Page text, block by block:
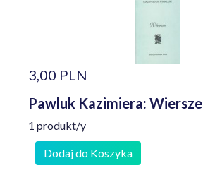
3,00 PLN
Pawluk Kazimiera: Wiersze
1 produkt/y
Dodaj do Koszyka